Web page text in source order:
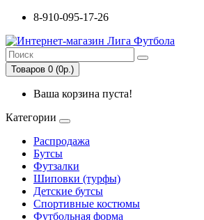
8-910-095-17-26
Товаров 0 (0р.)
Ваша корзина пуста!
Категории
Распродажа
Бутсы
Футзалки
Шиповки (турфы)
Детские бутсы
Спортивные костюмы
Футбольная форма